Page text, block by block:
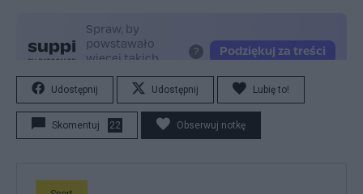
Udostępnij Udostępnij Lubię to!
Skomentuj 22 Obserwuj notkę